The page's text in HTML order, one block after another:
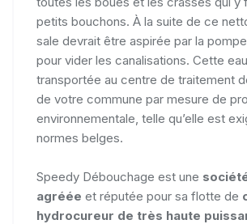
petits bouchons. À la suite de ce
sale devrait être aspirée par la
pour vider les canalisations. Cette
transportée au centre de traitement
de votre commune par mesure de
environnementale, telle qu’elle est
normes belges.
Speedy Débouchage est une
agréée et réputée pour sa flotte de
hydrocureur de très haute